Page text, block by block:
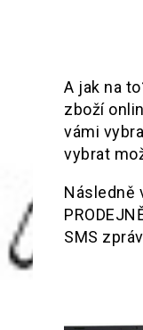
A jak na
zboží
vámi
vybrat
Následně
SMS